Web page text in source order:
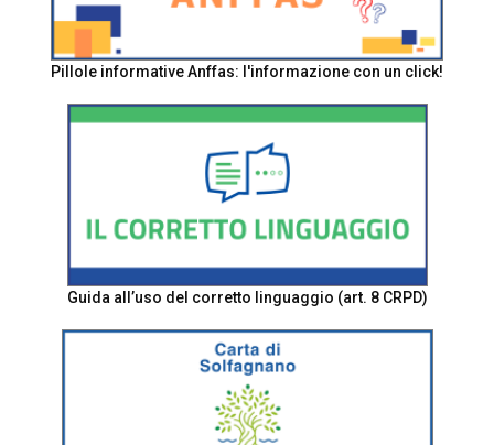
Pillole informative Anffas: l'informazione con un click!
Guida all’uso del corretto linguaggio (art. 8 CRPD)